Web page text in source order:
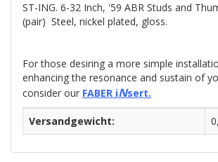
ST-ING. 6-32 Inch, '59 ABR Studs and
(pair) Steel, nickel plated, gloss.
For those desiring a more simple
enhancing the resonance and sustain of
consider our FABER iNsert.
Versandgewicht: